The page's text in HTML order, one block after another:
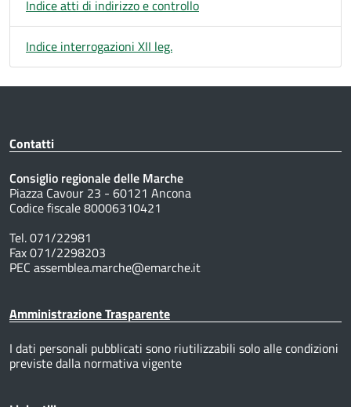
Indice atti di indirizzo e controllo
Indice interrogazioni XII leg.
Contatti
Consiglio regionale delle Marche
Piazza Cavour 23 - 60121 Ancona
Codice fiscale 80006310421
Tel. 071/22981
Fax 071/2298203
PEC assemblea.marche@emarche.it
Amministrazione Trasparente
I dati personali pubblicati sono riutilizzabili solo alle condizioni
previste dalla normativa vigente